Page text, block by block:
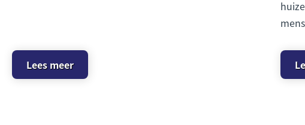
Lees meer